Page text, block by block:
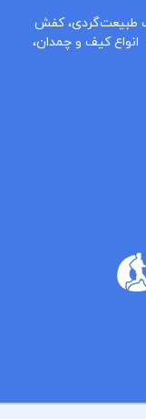
طبیعت‌گردی، کفش
انواع کیف و چمدان،